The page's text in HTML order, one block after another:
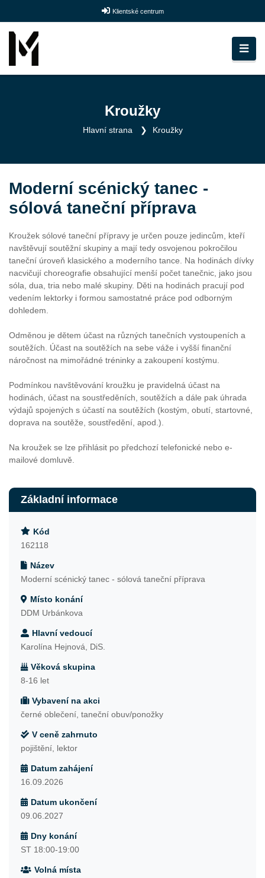
Klientské centrum
Kroužky
Hlavní strana Kroužky
Moderní scénický tanec -
sólová taneční příprava
Kroužek sólové taneční přípravy je určen pouze jedincům, kteří
navštěvují soutěžní skupiny a mají tedy osvojenou pokročilou
taneční úroveň klasického a moderního tance. Na hodinách dívky
nacvičují choreografie obsahující menší počet tanečnic, jako jsou
sóla, dua, tria nebo malé skupiny. Děti na hodinách pracují pod
vedením lektorky i formou samostatné práce pod odborným
dohledem.
Odměnou je dětem účast na různých tanečních vystoupeních a
soutěžích. Účast na soutěžích na sebe váže i vyšší finanční
náročnost na mimořádné tréninky a zakoupení kostýmu.
Podmínkou navštěvování kroužku je pravidelná účast na
hodinách, účast na soustředěních, soutěžích a dále pak úhrada
výdajů spojených s účastí na soutěžích (kostým, obutí, startovné,
doprava na soutěže, soustředění, apod.).
Na kroužek se lze přihlásit po předchozí telefonické nebo e-
mailové domluvě.
Základní informace
Kód
162118
Název
Moderní scénický tanec - sólová taneční příprava
Místo konání
DDM Urbánkova
Hlavní vedoucí
Karolína Hejnová, DiS.
Věková skupina
8-16 let
Vybavení na akci
černé oblečení, taneční obuv/ponožky
V ceně zahrnuto
pojištění, lektor
Datum zahájení
16.09.2026
Datum ukončení
09.06.2027
Dny konání
ST 18:00-19:00
Volná místa